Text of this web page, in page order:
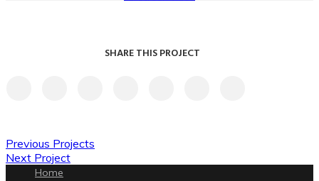
SHARE THIS PROJECT
Previous Projects
Next Project
Home